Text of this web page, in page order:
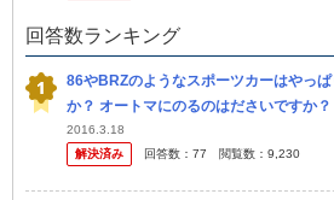
回答数ランキング
86やBRZのようなスポーツカーはやっ
か？ オートマにのるのはださいですか？
2016.3.18
解決済み
回答数： 77 閲覧数： 9,230